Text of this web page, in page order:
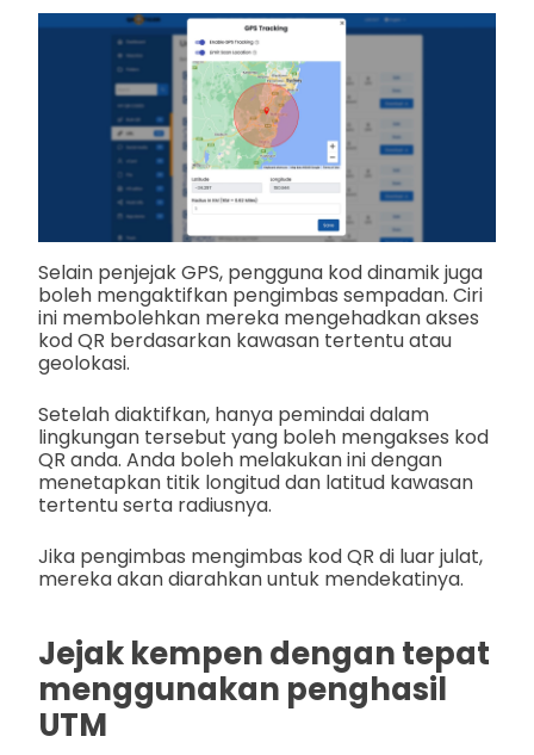
Selain penjejak GPS, pengguna kod dinamik juga
boleh mengaktifkan pengimbas sempadan. Ciri
ini membolehkan mereka mengehadkan akses
kod QR berdasarkan kawasan tertentu atau
geolokasi.
Setelah diaktifkan, hanya pemindai dalam
lingkungan tersebut yang boleh mengakses kod
QR anda. Anda boleh melakukan ini dengan
menetapkan titik longitud dan latitud kawasan
tertentu serta radiusnya.
Jika pengimbas mengimbas kod QR di luar julat,
mereka akan diarahkan untuk mendekatinya.
Jejak kempen dengan tepat
menggunakan penghasil
UTM